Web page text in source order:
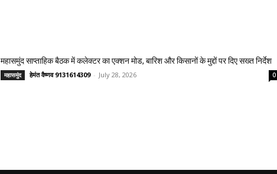
महासमुंद साप्ताहिक बैठक में कलेक्टर का एक्शन मोड, बारिश और किसानों के मुद्दों पर दिए सख्त निर्देश
महासमुंद हेमंत वैष्णव 9131614309 - July 28, 2026 0